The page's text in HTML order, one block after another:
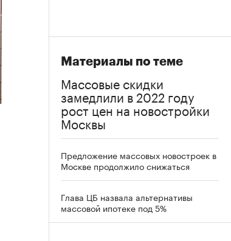
Материалы по теме
Массовые скидки
замедлили в 2022 году
рост цен на новостройки
Москвы
Предложение массовых новостроек в
Москве продолжило снижаться
Глава ЦБ назвала альтернативы
массовой ипотеке под 5%